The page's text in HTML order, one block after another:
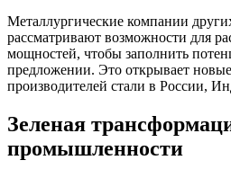
Металлургические компании
рассматривают возможности для
мощностей, чтобы заполнить
предложении. Это открывает
производителей стали в России,
Зеленая
промышленности